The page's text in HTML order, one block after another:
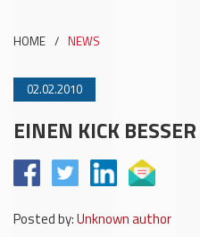
HOME / NEWS
02.02.2010
EINEN KICK BESSER
Posted by:Unknown author